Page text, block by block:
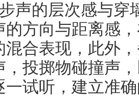
声的层次感与穿
的方向与距离感
混合表现，此外
，投掷物碰撞声
一试听，建立准